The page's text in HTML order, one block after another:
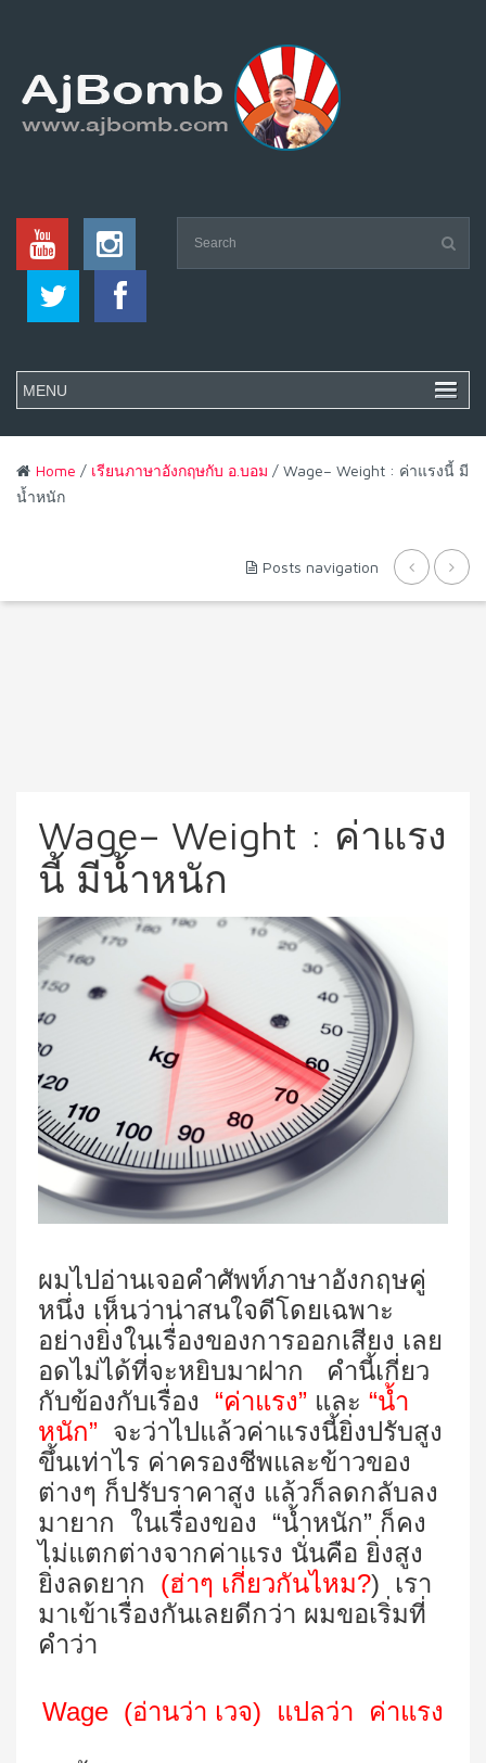
Home / เรียนภาษาอังกฤษกับ อ.บอม / Wage– Weight : ค่าแรงนี้ มี
น้ำหนัก
Posts navigation
Wage– Weight : ค่าแรง
นี้ มีน้ำหนัก
ผมไปอ่านเจอคำศัพท์ภาษาอังกฤษคู่
หนึ่ง เห็นว่าน่าสนใจดีโดยเฉพาะ
อย่างยิ่งในเรื่องของการออกเสียง เลย
อดไม่ได้ที่จะหยิบมาฝาก คำนี้เกี่ยว
กับข้องกับเรื่อง “ค่าแรง” และ “น้ำ
หนัก” จะว่าไปแล้วค่าแรงนี้ยิ่งปรับสูง
ขึ้นเท่าไร ค่าครองชีพและข้าวของ
ต่างๆ ก็ปรับราคาสูง แล้วก็ลดกลับลง
มายาก ในเรื่องของ “น้ำหนัก” ก็คง
ไม่แตกต่างจากค่าแรง นั่นคือ ยิ่งสูง
ยิ่งลดยาก (ฮ่าๆ เกี่ยวกันไหม?) เรา
มาเข้าเรื่องกันเลยดีกว่า ผมขอเริ่มที่
คำว่า
Wage (อ่านว่า เวจ) แปลว่า ค่าแรง